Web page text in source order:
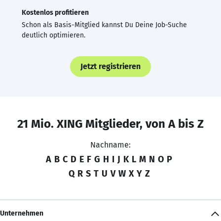
Kostenlos profitieren
Schon als Basis-Mitglied kannst Du Deine Job-Suche
deutlich optimieren.
Jetzt registrieren
21 Mio. XING Mitglieder, von A bis Z
Nachname:
A B C D E F G H I J K L M N O P
Q R S T U V W X Y Z
Unternehmen